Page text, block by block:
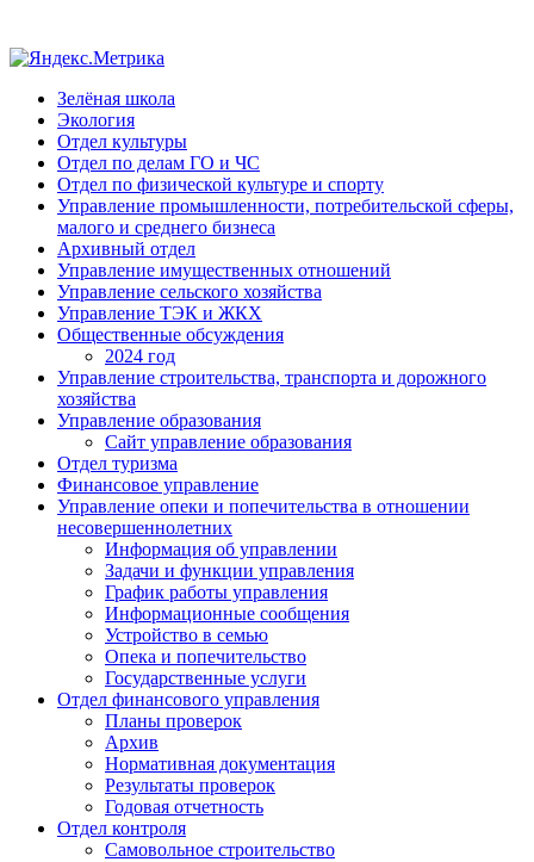
Зелёная школа
Экология
Отдел культуры
Отдел по делам ГО и ЧС
Отдел по физической культуре и спорту
Управление промышленности, потребительской сферы,
малого и среднего бизнеса
Архивный отдел
Управление имущественных отношений
Управление сельского хозяйства
Управление ТЭК и ЖКХ
Общественные обсуждения
2024 год
Управление строительства, транспорта и дорожного
хозяйства
Управление образования
Сайт управление образования
Отдел туризма
Финансовое управление
Управление опеки и попечительства в отношении
несовершеннолетних
Информация об управлении
Задачи и функции управления
График работы управления
Информационные сообщения
Устройство в семью
Опека и попечительство
Государственные услуги
Отдел финансового управления
Планы проверок
Архив
Нормативная документация
Результаты проверок
Годовая отчетность
Отдел контроля
Самовольное строительство